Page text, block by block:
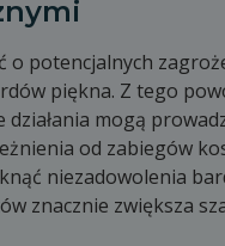
potencjalnych
piękna. Z tego
mogą
od zabiegów
niezadowolenia
znacznie zwiększa